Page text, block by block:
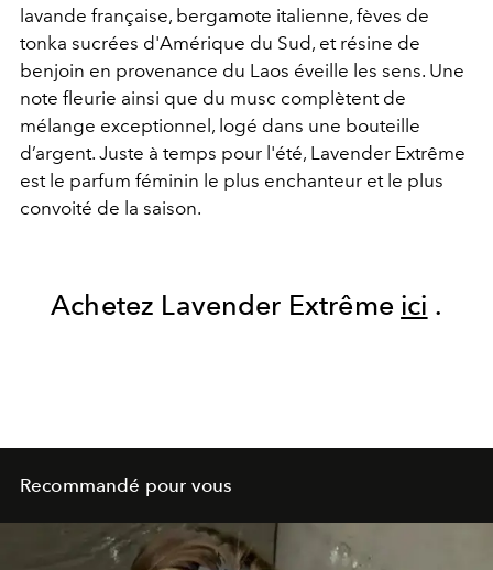
lavande française, bergamote italienne, fèves de
tonka sucrées d'Amérique du Sud, et résine de
benjoin en provenance du Laos éveille les sens. Une
note fleurie ainsi que du musc complètent de
mélange exceptionnel, logé dans une bouteille
d’argent. Juste à temps pour l'été, Lavender Extrême
est le parfum féminin le plus enchanteur et le plus
convoité de la saison.
Achetez Lavender Extrême ici .
Recommandé pour vous